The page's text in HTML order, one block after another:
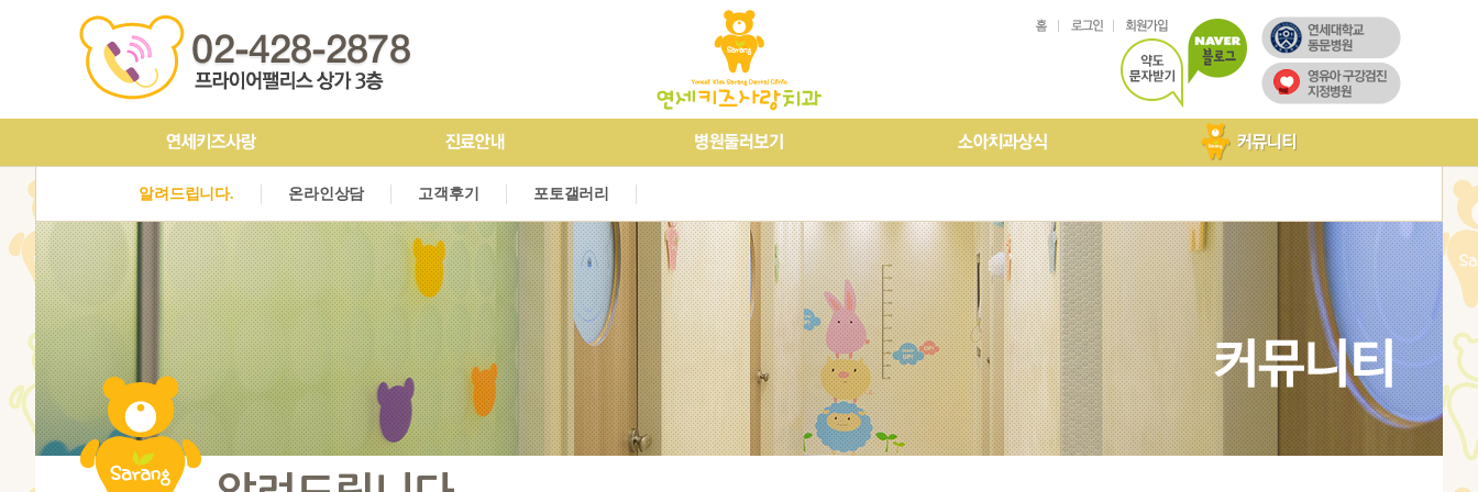
인사말&의료진소개 장비소개
구강검진 예방치료 소아교정 외상치료 외국인진료
병원둘러보기 소아치과상식
알려드립니다 고객후기
알려드립니다. 온라인상담 고객후기 포토갤러리